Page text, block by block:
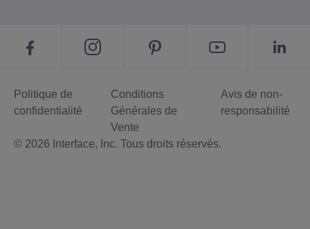
Politique de
confidentialité
Conditions
Générales de
Vente
Avis de non-
responsabilité
© 2026 Interface, Inc. Tous droits réservés.